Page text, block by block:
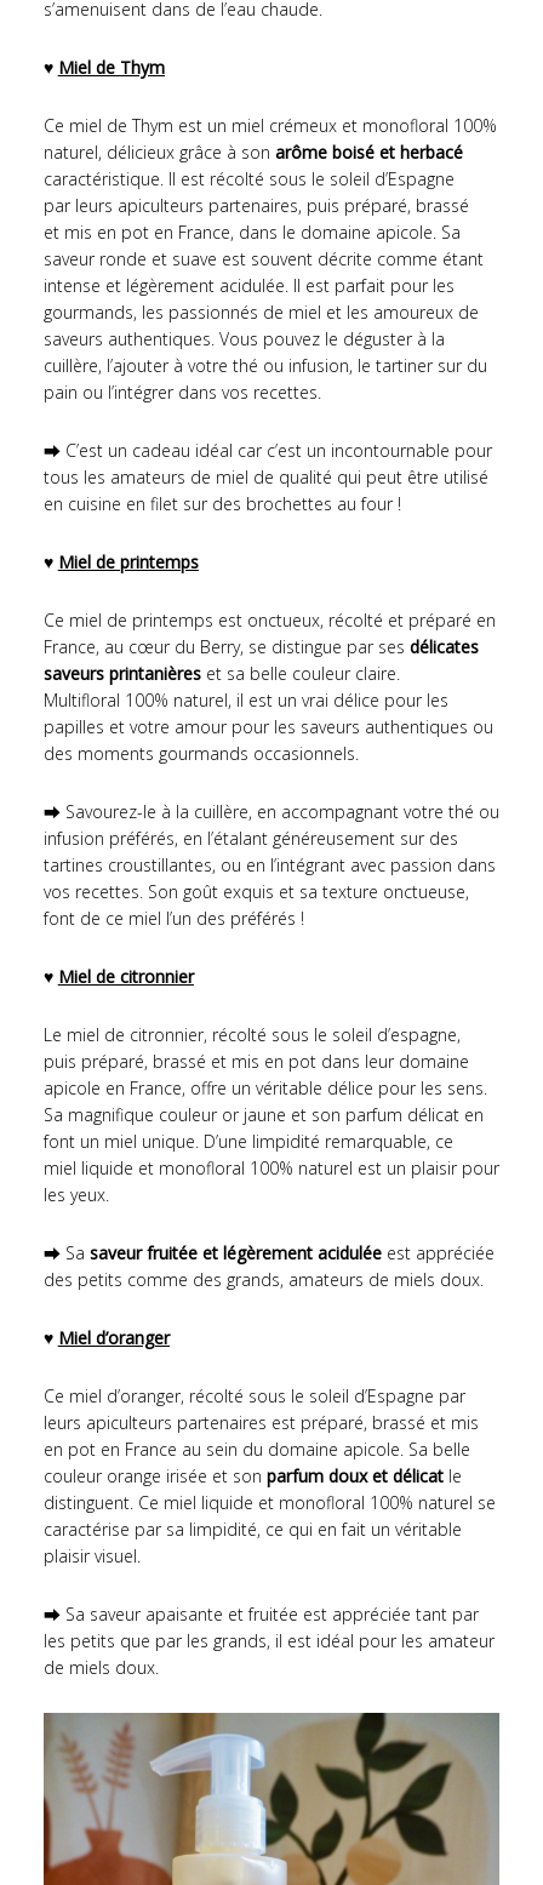
s’amenuisent dans de l’eau chaude.
♥ Miel de Thym
Ce miel de Thym est un miel crémeux et monofloral 100%
naturel, délicieux grâce à son arôme boisé et herbacé
caractéristique. Il est récolté sous le soleil d’Espagne
par leurs apiculteurs partenaires, puis préparé, brassé
et mis en pot en France, dans le domaine apicole. Sa
saveur ronde et suave est souvent décrite comme étant
intense et légèrement acidulée. Il est parfait pour les
gourmands, les passionnés de miel et les amoureux de
saveurs authentiques. Vous pouvez le déguster à la
cuillère, l’ajouter à votre thé ou infusion, le tartiner sur du
pain ou l’intégrer dans vos recettes.
⮕ C’est un cadeau idéal car c’est un incontournable pour
tous les amateurs de miel de qualité qui peut être utilisé
en cuisine en filet sur des brochettes au four !
♥ Miel de printemps
Ce miel de printemps est onctueux, récolté et préparé en
France, au cœur du Berry, se distingue par ses délicates
saveurs printanièreset sa belle couleur claire.
Multifloral 100% naturel, il est un vrai délice pour les
papilles et votre amour pour les saveurs authentiques ou
des moments gourmands occasionnels.
⮕ Savourez-le à la cuillère, en accompagnant votre thé ou
infusion préférés, en l’étalant généreusement sur des
tartines croustillantes, ou en l’intégrant avec passion dans
vos recettes. Son goût exquis et sa texture onctueuse,
font de ce miel l’un des préférés !
♥ Miel de citronnier
Le miel de citronnier, récolté sous le soleil d’espagne,
puis préparé, brassé et mis en pot dans leur domaine
apicole en France, offre un véritable délice pour les sens.
Sa magnifique couleur or jaune et son parfum délicat en
font un miel unique. D’une limpidité remarquable, ce
miel liquide et monofloral 100% naturel est un plaisir pour
les yeux.
⮕ Sa saveur fruitée et légèrement aciduléeest appréciée
des petits comme des grands, amateurs de miels doux.
♥ Miel d’oranger
Ce miel d’oranger, récolté sous le soleil d’Espagne par
leurs apiculteurs partenaires est préparé, brassé et mis
en pot en France au sein du domaine apicole. Sa belle
couleur orange irisée et son parfum doux et délicatle
distinguent. Ce miel liquide et monofloral 100% naturel se
caractérise par sa limpidité, ce qui en fait un véritable
plaisir visuel.
⮕ Sa saveur apaisante et fruitée est appréciée tant par
les petits que par les grands, il est idéal pour les amateur
de miels doux.